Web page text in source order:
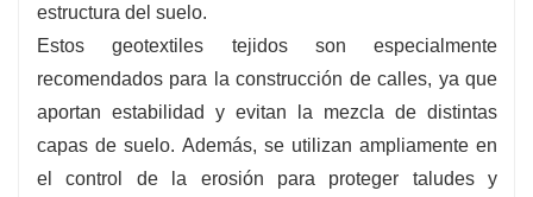
renovación, los tejidos geotextiles proporcionan
una opción de precio competitivo para
proyectos de construcción.
estructura del suelo.
Estos geotextiles tejidos son especialmente
recomendados para la construcción de calles, ya que
aportan estabilidad y evitan la mezcla de distintas
capas de suelo. Además, se utilizan ampliamente en
el control de la erosión para proteger taludes y